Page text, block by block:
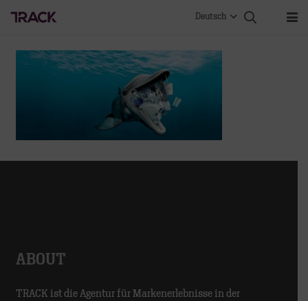
Deutsch
ABOUT
TRACK ist die Agentur für Markenerlebnisse in der